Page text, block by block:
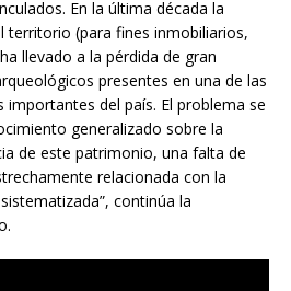
En la última década la
territorio (para fines inmobiliarios,
llevado a la pérdida de gran
presentes en una de las
importantes del país. El problema se
generalizado sobre la
de este patrimonio, una falta de
relacionada con la
continúa la